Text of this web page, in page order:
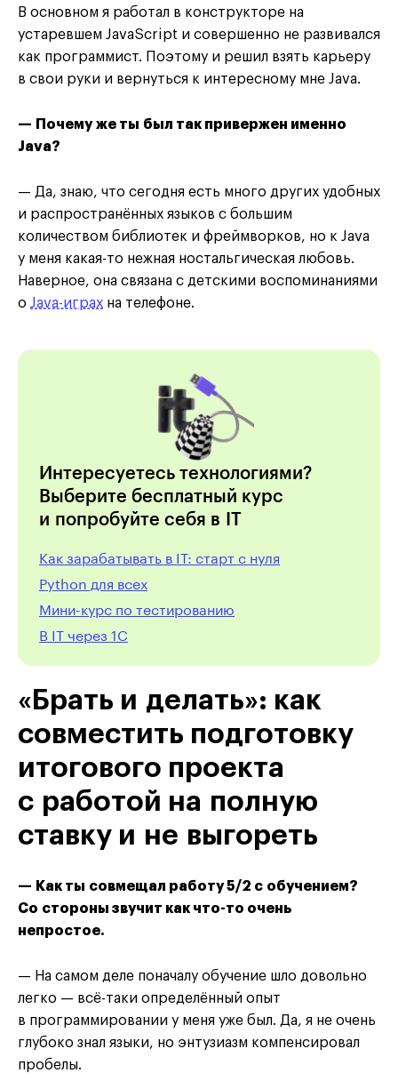
В основном я работал в конструкторе на
устаревшем JavaScript и совершенно не развивался
как программист. Поэтому и решил взять карьеру
в свои руки и вернуться к интересному мне Java.
— Почему же ты был так привержен именно
Java?
— Да, знаю, что сегодня есть много других удобных
и распространённых языков с большим
количеством библиотек и фреймворков, но к Java
у меня какая-то нежная ностальгическая любовь.
Наверное, она связана с детскими воспоминаниями
о Java-играх на телефоне.
Интересуетесь технологиями?
Выберите бесплатный курс
и попробуйте себя в IT
Как зарабатывать в IT: старт с нуля
Python для всех
Мини-курс по тестированию
В IT через 1С
«Брать и делать»: как
совместить подготовку
итогового проекта
с работой на полную
ставку и не выгореть
— Как ты совмещал работу 5/2 с обучением?
Со стороны звучит как что-то очень
непростое.
— На самом деле поначалу обучение шло довольно
легко — всё-таки определённый опыт
в программировании у меня уже был. Да, я не очень
глубоко знал языки, но энтузиазм компенсировал
пробелы.